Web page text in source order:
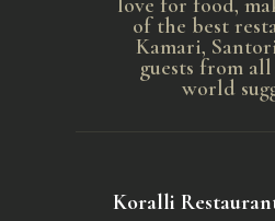
of the best
Kamari,
guests from
world
Koralli